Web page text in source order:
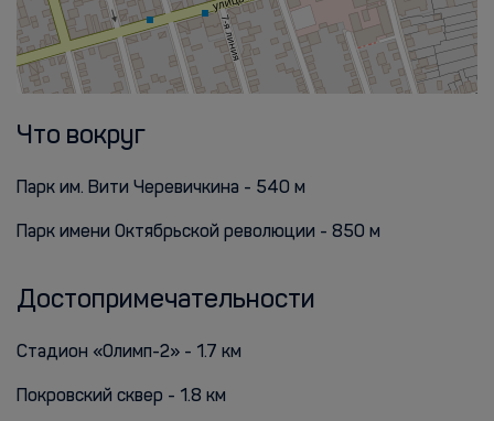
Что вокруг
Парк им. Вити Черевичкина - 540 м
Парк имени Октябрьской революции - 850 м
Достопримечательности
Стадион «Олимп-2» - 1.7 км
Покровский сквер - 1.8 км